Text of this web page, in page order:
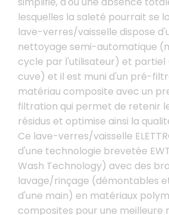
lesquelles la saleté pourrait se
lave-verres/vaisselle dispose
nettoyage semi-automatique
cycle par l'utilisateur) et partiel
cuve) et il est muni d'un pré-
matériau composite avec un
filtration qui permet de retenir
résidus et optimise ainsi la
Ce lave-verres/vaisselle
d'une technologie brevetée
Wash Technology) avec des
lavage/rinçage (démontables
d'une main) en matériaux
composites pour une meilleure